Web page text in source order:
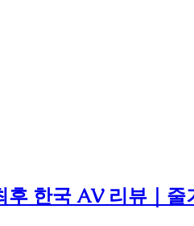
한국 AV 리뷰｜